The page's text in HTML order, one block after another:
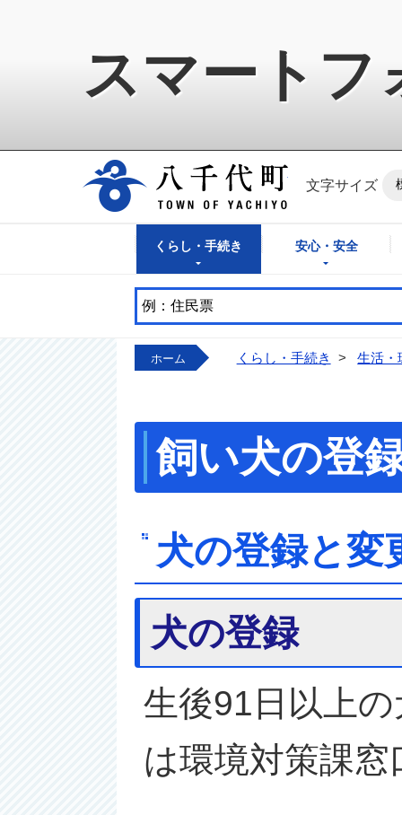
スマートフ
八千代町公式ホ
文字サイズ
くらし・手続き 安心・安全
ホーム くらし・手続き > 生活・
飼い犬の登
犬の登録と変
犬の登録
生後91日以上
は環境対策課